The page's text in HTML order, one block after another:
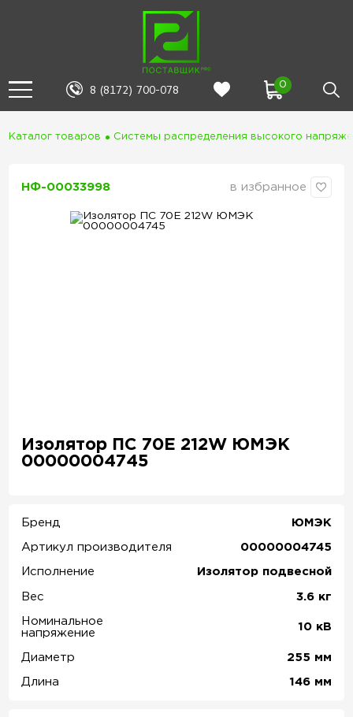
8 (8172) 700-078 0
Каталог товаров Системы распределения высокого
НФ-00033998 в избранное
Изолятор ПС 70Е 212W ЮМЭК
00000004745
Бренд ЮМЭК
Артикул производителя 00000004745
Исполнение Изолятор подвесной
Вес 3.6 кг
Номинальное
напряжение
10 кВ
Диаметр 255 мм
Длина 146 мм